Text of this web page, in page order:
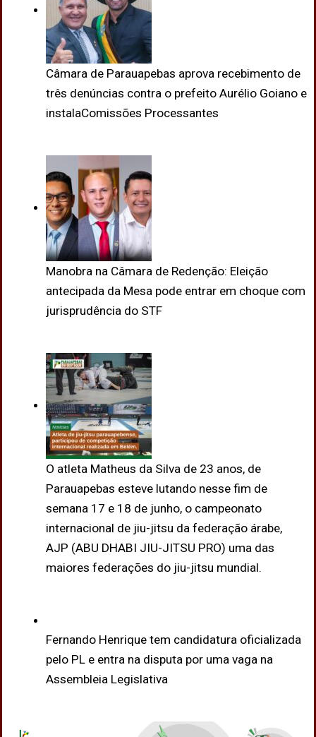
Câmara de Parauapebas aprova recebimento de
três denúncias contra o prefeito Aurélio Goiano e
instalaComissões Processantes
Manobra na Câmara de Redenção: Eleição
antecipada da Mesa pode entrar em choque com
jurisprudência do STF
O atleta Matheus da Silva de 23 anos, de
Parauapebas esteve lutando nesse fim de
semana 17 e 18 de junho, o campeonato
internacional de jiu-jitsu da federação árabe,
AJP (ABU DHABI JIU-JITSU PRO) uma das
maiores federações do jiu-jitsu mundial.
Fernando Henrique tem candidatura oficializada
pelo PL e entra na disputa por uma vaga na
Assembleia Legislativa